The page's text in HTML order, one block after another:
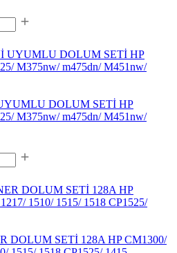
DOLUM SETİ HP
M375nw/ m475dn/ M451nw/
DOLUM SETİ 128A HP CM1300/